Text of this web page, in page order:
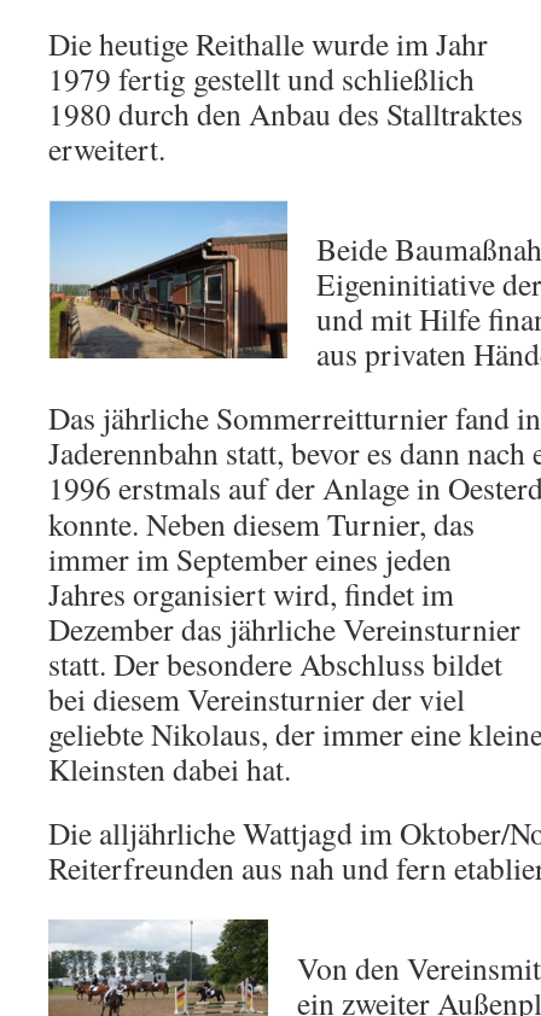
Die heutige Reithalle wurde im Jahr
1979 fertig gestellt und schließlich
1980 durch den Anbau des Stalltraktes
erweitert.
Beide
Eigeninitiative
und mit Hilfe
aus privaten
Das jährliche Sommerreitturnier fand
Jaderennbahn statt, bevor es dann
1996 erstmals auf der Anlage in
konnte. Neben diesem Turnier, das
immer im September eines jeden
Jahres organisiert wird, findet im
Dezember das jährliche Vereinsturnier
statt. Der besondere Abschluss bildet
bei diesem Vereinsturnier der viel
geliebte Nikolaus, der immer eine
Kleinsten dabei hat.
Die alljährliche Wattjagd im Oktober/
Reiterfreunden aus nah und fern
Von den
ein zweiter